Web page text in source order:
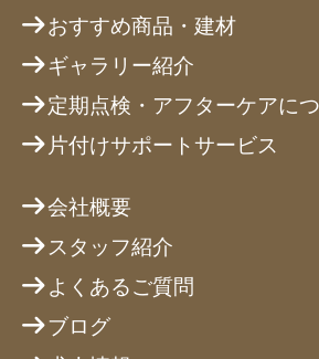
おすすめ商品・建材
ギャラリー紹介
定期点検・アフターケアに
片付けサポートサービス
会社概要
スタッフ紹介
よくあるご質問
ブログ